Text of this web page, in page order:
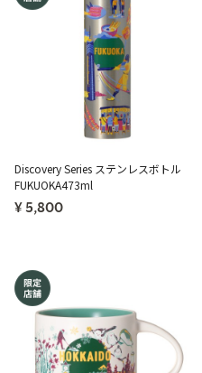
Discovery Series ステンレスボトル
FUKUOKA473ml
¥ 5,800